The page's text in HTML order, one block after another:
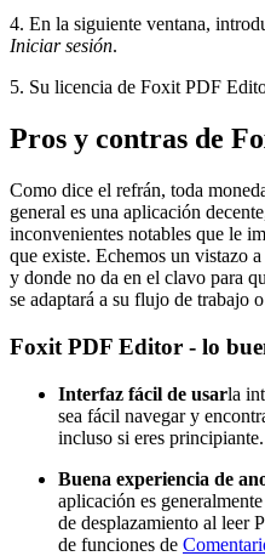
4. En la siguiente ventana,
Iniciar sesión.
5. Su licencia de Foxit PDF
Pros y contras de
Como dice el refrán, toda
general es una aplicación
inconvenientes notables que le
que existe. Echemos un vistazo
y donde no da en el clavo para
se adaptará a su flujo de trabajo
Foxit PDF Editor - lo
Interfaz fácil de usarla
sea fácil navegar y
incluso si eres principiante.
Buena experiencia de
aplicación es
de desplazamiento al leer
de funciones de